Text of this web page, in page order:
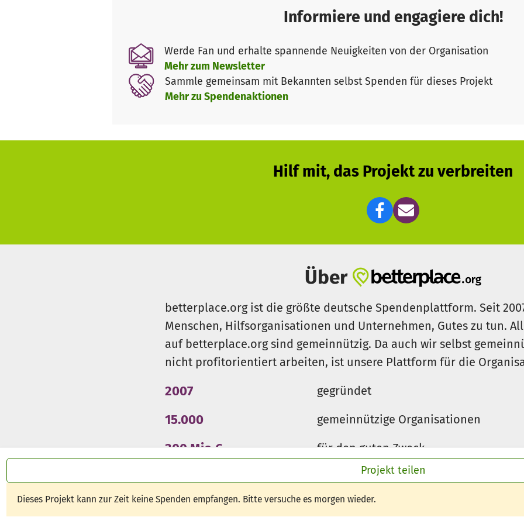
Projekt teilen
Dieses Projekt kann zur Zeit keine Spenden empfangen. Bitte versuche es morgen wieder.
getragen werden. Aber es braucht noch vieles mehr.
Um es für alle Menschen in und um Braunsfeld zu öffnen braucht es eine
Stühle, Tische, Beamer, Tonanlage, Kaffeemaschine und vieles mehr.
Bis Ende August können wir uns Stühle ausleihen, dann brauchen wir selber welche.
Die Eröffnung ist im August geplant.
Informiere und engagiere dich!
Werde Fan und erhalte spannende Neuigkeiten von der Organisation
Mehr zum Newsletter
Sammle gemeinsam mit Bekannten selbst Spenden für dieses Projekt
Mehr zu Spendenaktionen
Hilf mit, das Projekt zu verbreiten
Über
betterplace.org ist die größte deutsche Spendenplattform. Seit
Menschen, Hilfsorganisationen und Unternehmen, Gutes zu tun.
auf betterplace.org sind gemeinnützig. Da auch wir selbst
nicht profitorientiert arbeiten, ist unsere Plattform für die
2007 gegründet
15.000 gemeinnützige Organisationen
300 Mio € für den guten Zweck